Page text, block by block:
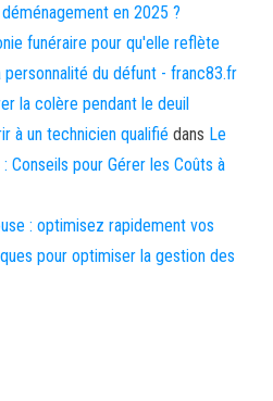
en 2025 ?
funéraire pour qu'elle reflète
du défunt - franc83.fr
la colère pendant le deuil
à un technicien qualifié dans Le
Conseils pour Gérer les Coûts à
: optimisez rapidement vos
pour optimiser la gestion des